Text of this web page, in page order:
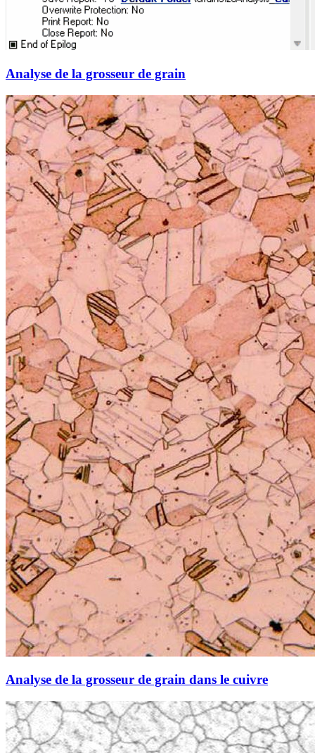
Analyse de la grosseur de grain
Analyse de la grosseur de grain dans le cuivre